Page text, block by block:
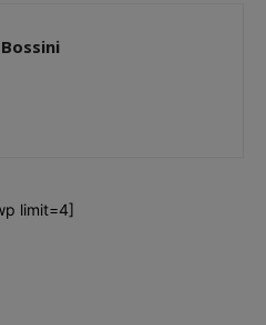
limit=4]